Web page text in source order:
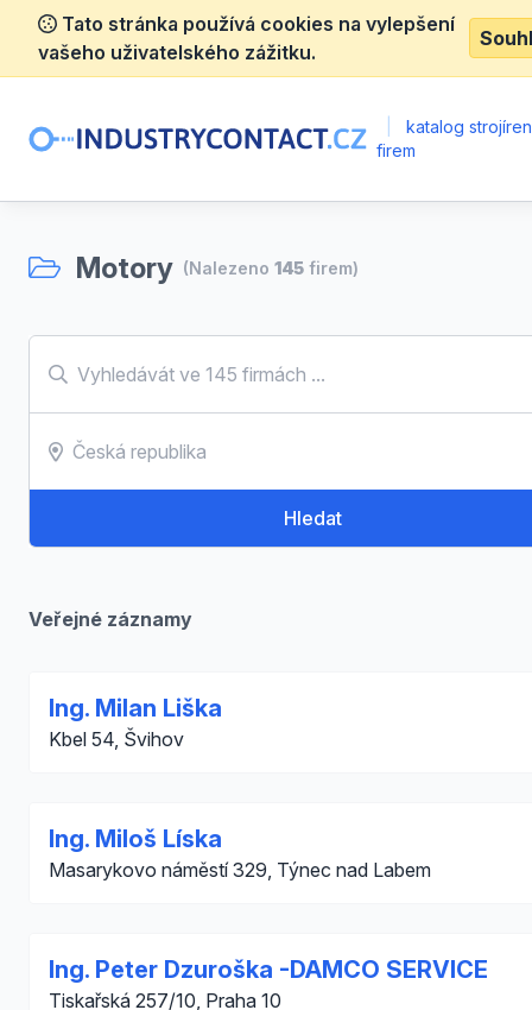
Tato stránka používá cookies na vylepšení
vašeho uživatelského zážitku.
katalog
firem
Motory (Nalezeno 145 firem)
Hledat
Veřejné záznamy
Ing. Milan Liška
Kbel 54, Švihov
Ing. Miloš Líska
Masarykovo náměstí 329, Týnec nad Labem
Ing. Peter Dzuroška -DAMCO SERVICE
Tiskařská 257/10, Praha 10